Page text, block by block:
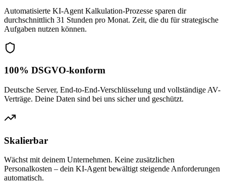
Automatisierte KI-Agent Kalkulation-Prozesse sparen dir
durchschnittlich 31 Stunden pro Monat. Zeit, die du für strategische
Aufgaben nutzen können.
100% DSGVO-konform
Deutsche Server, End-to-End-Verschlüsselung und vollständige AV-
Verträge. Deine Daten sind bei uns sicher und geschützt.
Skalierbar
Wächst mit deinem Unternehmen. Keine zusätzlichen
Personalkosten – dein KI-Agent bewältigt steigende Anforderungen
automatisch.